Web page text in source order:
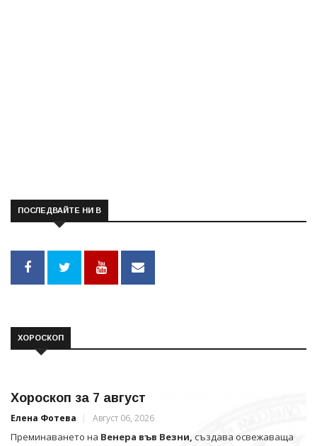
ПОСЛЕДВАЙТЕ НИ В
ХОРОСКОП
Хороскоп за 7 август
Елена Фотева Август 06, 2026
Преминаването на Венера във Везни, създава освежаваща